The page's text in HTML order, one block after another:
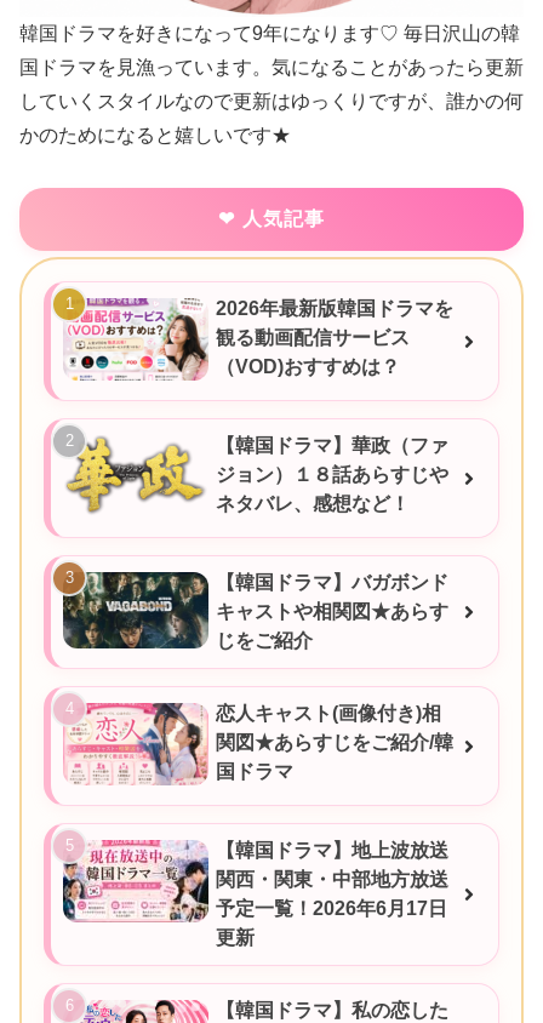
韓国ドラマを好きになって9年になります♡ 毎日沢山の韓
国ドラマを見漁っています。気になることがあったら更新
していくスタイルなので更新はゆっくりですが、誰かの何
かのためになると嬉しいです★
人気記事
2026年最新版韓国ドラマを
観る動画配信サービス
（VOD)おすすめは？
【韓国ドラマ】華政（ファ
ジョン）１８話あらすじや
ネタバレ、感想など！
【韓国ドラマ】バガボンド
キャストや相関図★あらす
じをご紹介
恋人キャスト(画像付き)相
関図★あらすじをご紹介/韓
国ドラマ
【韓国ドラマ】地上波放送
関西・関東・中部地方放送
予定一覧！2026年6月17日
更新
【韓国ドラマ】私の恋した